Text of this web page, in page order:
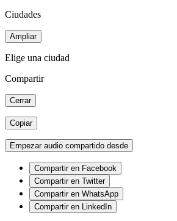
Ciudades
Ampliar
Elige una ciudad
Compartir
Cerrar
Copiar
Empezar audio compartido desde
Compartir en Facebook
Compartir en Twitter
Compartir en WhatsApp
Compartir en LinkedIn